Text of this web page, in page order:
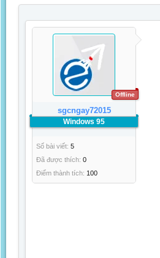
Offline
sgcngay72015
Windows 95
Số bài viết: 5
Đã được thích: 0
Điểm thành tích: 100